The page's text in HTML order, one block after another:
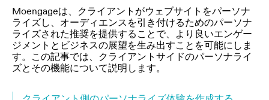
Moengageは、クライアントがウェブサイトをパーソナ
ライズし、オーディエンスを引き付けるためのパーソナ
ライズされた推奨を提供することで、より良いエンゲー
ジメントとビジネスの展望を生み出すことを可能にしま
す。この記事では、クライアントサイドのパーソナライ
ズとその機能について説明します。